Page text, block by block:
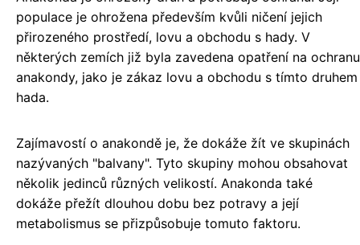
populace je ohrožena především kvůli ničení jejich
přirozeného prostředí, lovu a obchodu s hady. V
některých zemích již byla zavedena opatření na ochranu
anakondy, jako je zákaz lovu a obchodu s tímto druhem
hada.
Zajímavostí o anakondě je, že dokáže žít ve skupinách
nazývaných "balvany". Tyto skupiny mohou obsahovat
několik jedinců různých velikostí. Anakonda také
dokáže přežít dlouhou dobu bez potravy a její
metabolismus se přizpůsobuje tomuto faktoru.